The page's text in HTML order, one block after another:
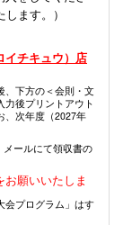
ます。）
イチキュウ）店
、下方の＜会則・文
力後プリントアウト
、次年度（2027年
ールにて領収書の
願いいたしま
会プログラム」はす